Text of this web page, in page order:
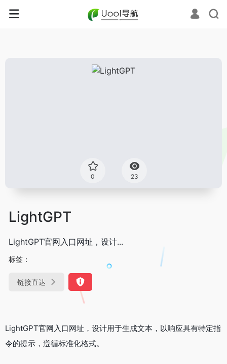
0 23
LightGPT
LightGPT官网入口网址，设计...
标签：
链接直达
LightGPT官网入口网址，设计用于生成文本，以响应具有特定指
令的提示，遵循标准化格式。